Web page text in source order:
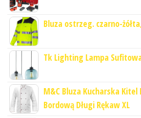
Bluza ostrzeg. czarno-
Tk Lighting Lampa Sufitowa
M&C Bluza Kucharska Kitel
Bordową Długi Rękaw XL